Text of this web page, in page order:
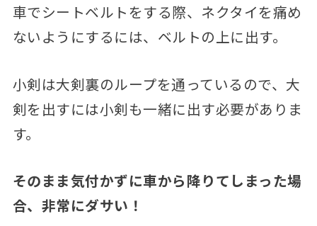
車でシートベルトをする際、ネクタイを痛め
ないようにするには、ベルトの上に出す。
小剣は大剣裏のループを通っているので、大
剣を出すには小剣も一緒に出す必要がありま
す。
そのまま気付かずに車から降りてしまった場
合、非常にダサい！